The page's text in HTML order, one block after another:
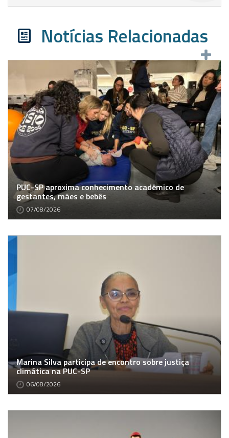
Notícias Relacionadas
PUC-SP aproxima conhecimento acadêmico de
gestantes, mães e bebês
07/08/2026
Marina Silva participa de encontro sobre justiça
climática na PUC-SP
06/08/2026